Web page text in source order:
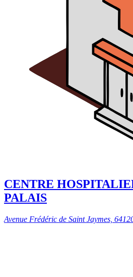
CENTRE
PALAIS
Avenue Frédéric de Saint Jaymes,